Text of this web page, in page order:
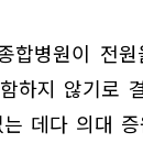
병원이 전
하지 않기로
데다 의대